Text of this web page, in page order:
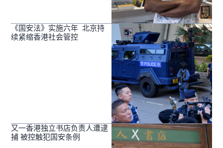
《国安法》实施六年 北京持
续紧缩香港社会管控
又一香港独立书店负责人遭逮
捕 被控触犯国安条例